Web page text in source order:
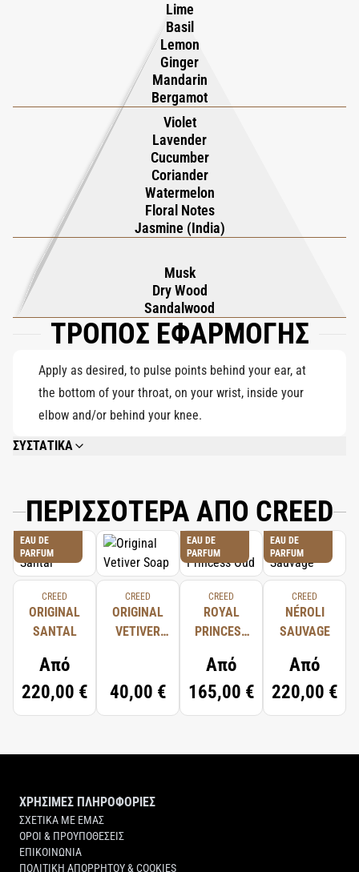
άρωμα είναι ένας φόρος τιμής στην οικογένεια του Olivier
Creed που αιχμαλώτισε τον γιο του, Erwin (ER), την κόρη του,
Olivia (OL) και τη μητέρα των παιδιών του, Fabienne (FA),
καθώς και αναφορά στο οικογενειακό σκάφος.
Lime
Basil
Lemon
Ginger
Mandarin
Bergamot
Violet
Lavender
Cucumber
Coriander
Watermelon
Floral Notes
Jasmine (India)
Musk
Dry Wood
Sandalwood
ΤΡΟΠΟΣ ΕΦΑΡΜΟΓΗΣ
Apply as desired, to pulse points behind your ear, at
the bottom of your throat, on your wrist, inside your
elbow and/or behind your knee.
ΣΥΣΤΑΤΙΚΑ
ΠΕΡΙΣΣΟΤΕΡΑ ΑΠΟ CREED
EAU DE
PARFUM
CREED
ORIGINAL
SANTAL
Από
220,00 €
CREED
ORIGINAL
VETIVER
40,00 €
EAU DE
PARFUM
CREED
ROYAL
PRINCESS
Από
165,00 €
EAU DE
PARFUM
CREED
NÉROLI
SAUVAGE
Από
220,00 €
ΧΡΗΣΙΜΕΣ ΠΛΗΡΟΦΟΡΙΕΣ
ΣΧΕΤΙΚΑ ΜΕ ΕΜΑΣ
ΟΡΟΙ & ΠΡΟΥΠΟΘΕΣΕΙΣ
ΕΠΙΚΟΙΝΩΝΙΑ
ΠΟΛΙΤΙΚΗ ΑΠΟΡΡΗΤΟΥ & COOKIES